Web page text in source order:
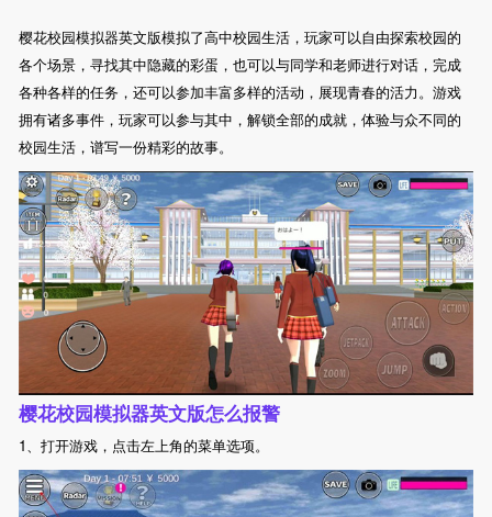
樱花校园模拟器英文版模拟了高中校园生活，玩家可以自由探索校园的
各个场景，寻找其中隐藏的彩蛋，也可以与同学和老师进行对话，完成
各种各样的任务，还可以参加丰富多样的活动，展现青春的活力。游戏
拥有诸多事件，玩家可以参与其中，解锁全部的成就，体验与众不同的
校园生活，谱写一份精彩的故事。
樱花校园模拟器英文版怎么报警
1、打开游戏，点击左上角的菜单选项。